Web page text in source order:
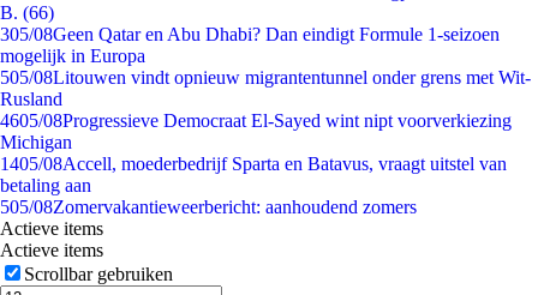
B. (66)
305/08Geen Qatar en Abu Dhabi? Dan eindigt Formule 1-seizoen
mogelijk in Europa
505/08Litouwen vindt opnieuw migrantentunnel onder grens met Wit-
Rusland
4605/08Progressieve Democraat El-Sayed wint nipt voorverkiezing
Michigan
1405/08Accell, moederbedrijf Sparta en Batavus, vraagt uitstel van
betaling aan
505/08Zomervakantieweerbericht: aanhoudend zomers
Actieve items
Actieve items
Scrollbar gebruiken